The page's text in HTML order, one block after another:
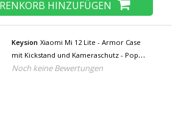
HINZUFÜGEN
Keysion Xiaomi Mi 12 Lite - Armor Case
mit Kickstand und Kameraschutz - Pop
Grip Cover Case Grün
Noch keine Bewertungen